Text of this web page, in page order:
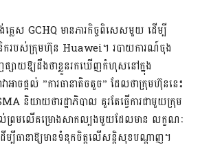
គ្លេស GCHQ មានភារកិច្ចពិសេសមួយ ដើម្បី
របស់ក្រុមហ៊ុន Huawei។ របាយការណ៍ចុង
សាយឱ្យដឹងថាខ្លួនរកឃើញកំហុសនៅក្នុង
ាចផ្តល់ ”ការធានាតិចតួច” ដែលថាក្រុមហ៊ុននេះ
និយាយថារដ្ឋាភិបាល គួរតែធ្វើការជាមួយក្រុម
រមលើគម្រោងសាកល្បងមួយដែលមាន លក្ខណៈ
ើម្បីធានាឱ្យមានទំនុកចិត្តលើសន្តិសុខបណ្តាញ។